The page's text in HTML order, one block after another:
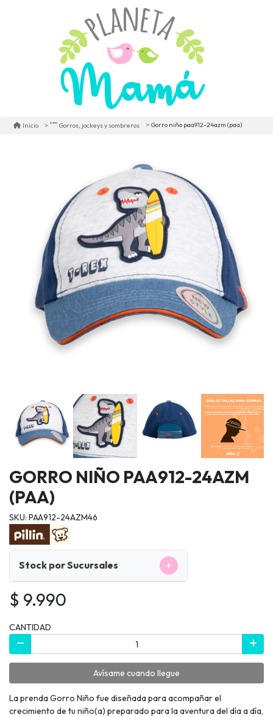
Inicio Gorros, jockeys y sombreros Gorro niño paa912-24azm (paa)
GORRO NIÑO PAA912-24AZM
(PAA)
SKU: PAA912-24AZM46
Stock por Sucursales +
$ 9.990
CANTIDAD
Avísame cuando llegue
La prenda Gorro Niño fue diseñada para acompañar el
crecimiento de tu niño(a) preparado para la aventura del día a día,